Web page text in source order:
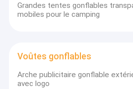
Grandes tentes gonflables
mobiles pour le camping
Voûtes gonflables
Arche publicitaire gonflable
avec logo